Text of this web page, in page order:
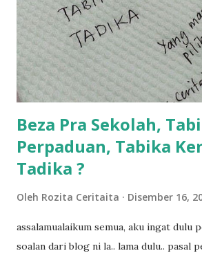
bahagi lah siapa nak pimpin siapa... dan
dukung adik hadi sambil pimpin kakak
ngah dengan abg long terserah pada
kalau ikut anak-anak semua nak ummi
ba...
Beza Pra Sekolah,
Perpaduan, Tabika
Tadika ?
Oleh Rozita Ceritaita Disember 16,
assalamualaikum semua, aku ingat dulu
soalan dari blog ni la.. lama dulu.. pasal